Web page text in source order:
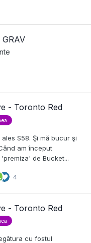
- Toronto Red
S58. Şi mă bucur şi
am început
de Bucket...
4
- Toronto Red
cu fostul